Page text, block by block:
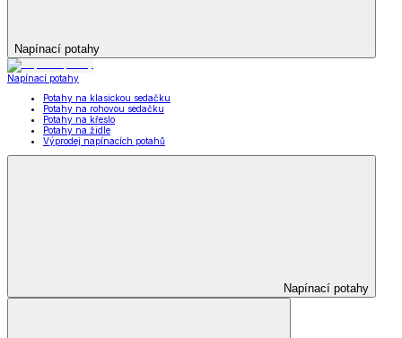
Napínací potahy
Napínací potahy
Potahy na klasickou sedačku
Potahy na rohovou sedačku
Potahy na křeslo
Potahy na židle
Výprodej napínacích potahů
Napínací potahy